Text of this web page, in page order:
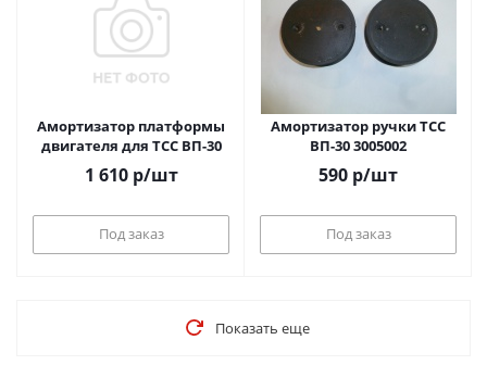
Амортизатор платформы
двигателя для ТСС ВП-30
1 610р/шт
Под заказ
Амортизатор ручки ТСС
ВП-30 3005002
590 р/шт
Под заказ
Показать еще